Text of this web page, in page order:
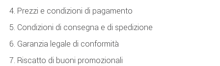
Prezzi e condizioni di pagamento
Condizioni di consegna e di spedizione
Garanzia legale di conformità
Riscatto di buoni promozionali